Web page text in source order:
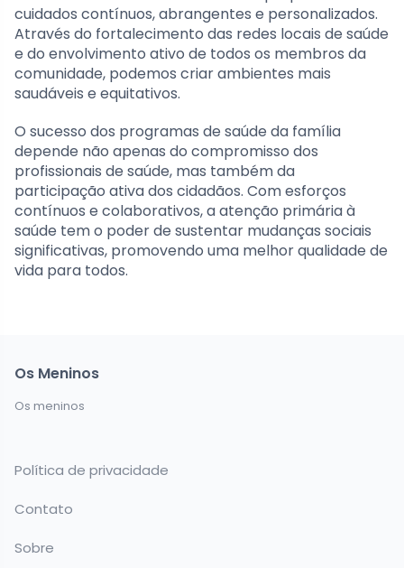
cuidados contínuos, abrangentes e personalizados.
Através do fortalecimento das redes locais de saúde
e do envolvimento ativo de todos os membros da
comunidade, podemos criar ambientes mais
saudáveis e equitativos.
O sucesso dos programas de saúde da família
depende não apenas do compromisso dos
profissionais de saúde, mas também da
participação ativa dos cidadãos. Com esforços
contínuos e colaborativos, a atenção primária à
saúde tem o poder de sustentar mudanças sociais
significativas, promovendo uma melhor qualidade de
vida para todos.
Os Meninos
Os meninos
Política de privacidade
Contato
Sobre